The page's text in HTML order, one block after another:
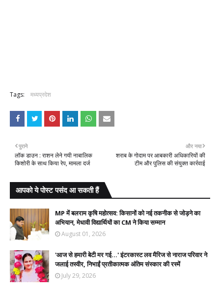
Tags: मध्यप्रदेश
और नया
शराब के गोदाम पर आबकारी अधिकारियों की
टीम और पुलिस की संयुक्त कार्रवाई
पुराने
लॉक डाउन : राशन लेने गयी नाबालिक
किशोरी के साथ किया रेप, मामला दर्ज
आपको ये पोस्ट पसंद आ सकती हैं
MP में बलराम कृषि महोत्सव: किसानों को नई तकनीक से जोड़ने का
अभियान, मेधावी विद्यार्थियों का CM ने किया सम्मान
August 01, 2026
'आज से हमारी बेटी मर गई...' इंटरकास्ट लव मैरिज से नाराज परिवार ने
जलाई तस्वीर, निभाईं प्रतीकात्मक अंतिम संस्कार की रस्में
July 29, 2026